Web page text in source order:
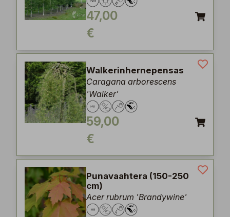
47,00
€
Walkerinhernepensas
Caragana arborescens
'Walker'
59,00
€
Punavaahtera (150-250
cm)
Acer rubrum 'Brandywine'